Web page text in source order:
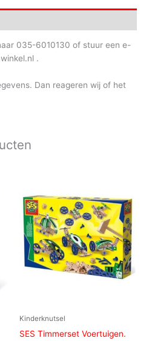
035-6010130 of stuur een e-
.
Dan reageren wij of het
Kinderknutsel
SES Timmerset Voertuigen.